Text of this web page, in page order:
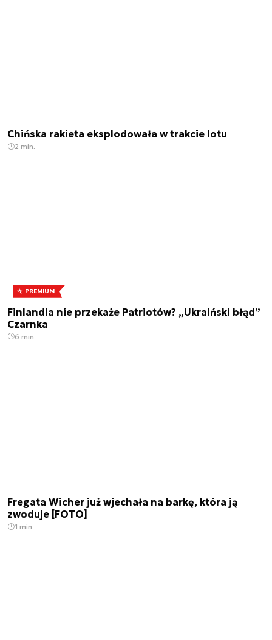
Chińska rakieta eksplodowała w trakcie lotu
2 min.
PREMIUM
Finlandia nie przekaże Patriotów? „Ukraiński błąd”
Czarnka
6 min.
Fregata Wicher już wjechała na barkę, która ją
zwoduje [FOTO]
1 min.